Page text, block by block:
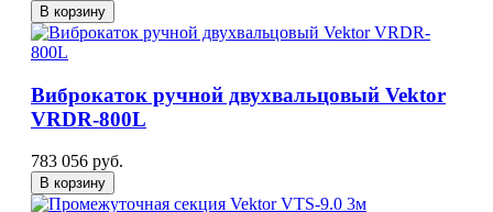
В корзину
Виброкаток ручной двухвальцовый Vektor
VRDR-800L
783 056 руб.
В корзину